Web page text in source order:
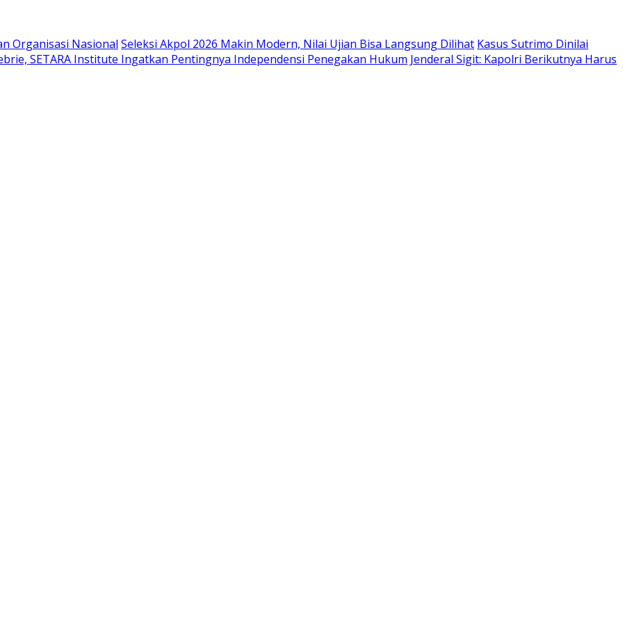
Organisasi Nasional Seleksi Akpol 2026 Makin Modern, Nilai Ujian Bisa Langsung Dilihat Kasus Sutrimo Dinilai
SETARA Institute Ingatkan Pentingnya Independensi Penegakan Hukum Jenderal Sigit: Kapolri Berikutnya Harus